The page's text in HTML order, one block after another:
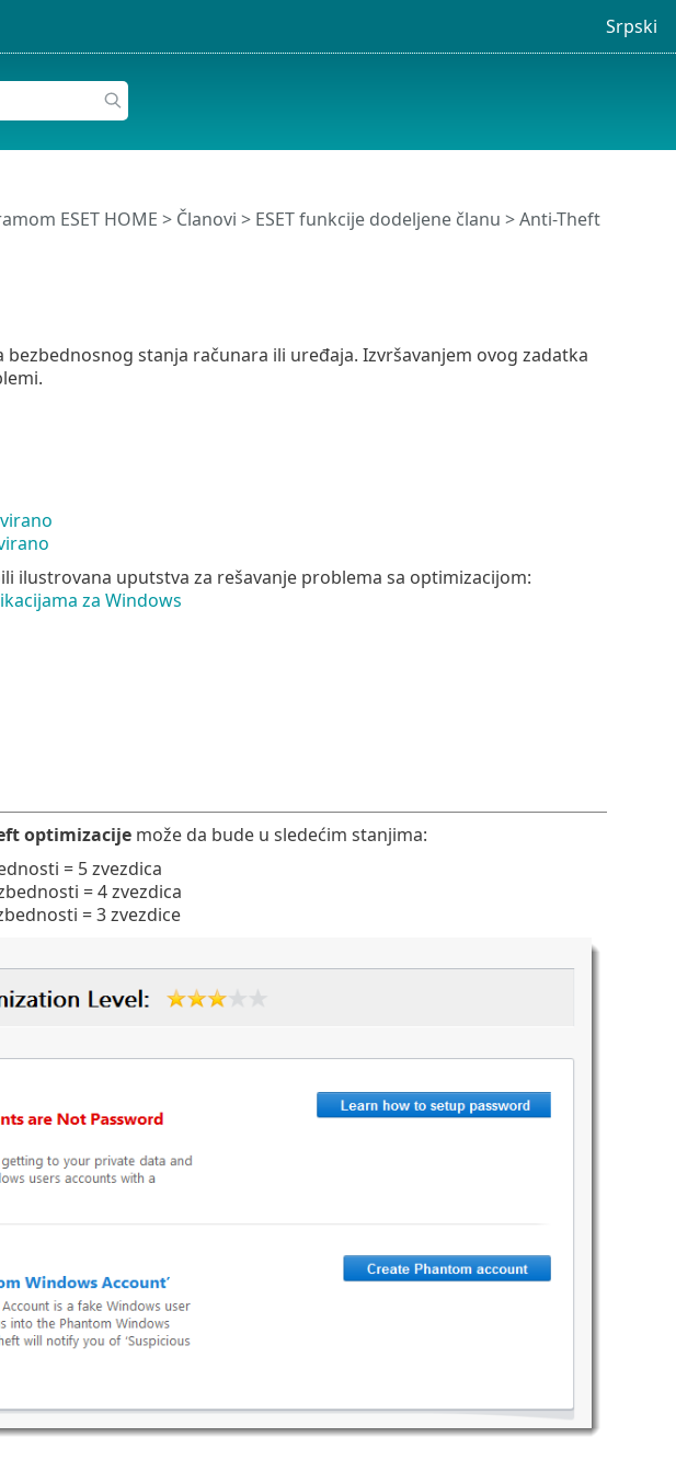
Srpski
ESET HOME > Članovi > ESET funkcije dodeljene članu >Anti-Theft
stanja računara ili uređaja. Izvršavanjem ovog zadatka
ilustrovana uputstva za rešavanje problema sa optimizacijom:
za Windows
optimizacijemože da bude u sledećim stanjima:
= 5 zvezdica
= 4 zvezdica
= 3 zvezdice